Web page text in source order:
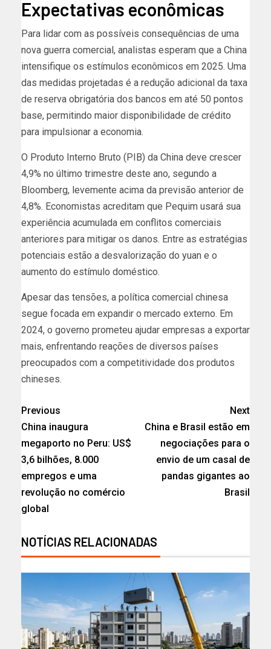
Expectativas econômicas
Para lidar com as possíveis consequências de uma
nova guerra comercial, analistas esperam que a China
intensifique os estímulos econômicos em 2025. Uma
das medidas projetadas é a redução adicional da taxa
de reserva obrigatória dos bancos em até 50 pontos
base, permitindo maior disponibilidade de crédito
para impulsionar a economia.
O Produto Interno Bruto (PIB) da China deve crescer
4,9% no último trimestre deste ano, segundo a
Bloomberg, levemente acima da previsão anterior de
4,8%. Economistas acreditam que Pequim usará sua
experiência acumulada em conflitos comerciais
anteriores para mitigar os danos. Entre as estratégias
potenciais estão a desvalorização do yuan e o
aumento do estímulo doméstico.
Apesar das tensões, a política comercial chinesa
segue focada em expandir o mercado externo. Em
2024, o governo prometeu ajudar empresas a exportar
mais, enfrentando reações de diversos países
preocupados com a competitividade dos produtos
chineses.
Previous
China inaugura
megaporto no Peru: US$
3,6 bilhões, 8.000
empregos e uma
revolução no comércio
global
Next
China e Brasil estão em
negociações para o
envio de um casal de
pandas gigantes ao
Brasil
NOTÍCIAS RELACIONADAS